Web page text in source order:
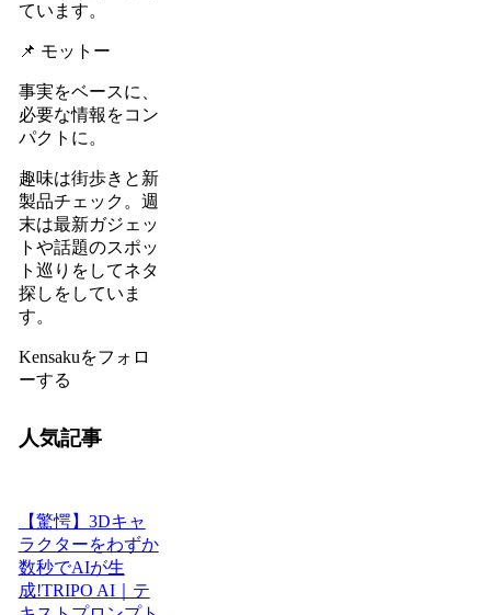
ています。
📌 モットー
事実をベースに、
必要な情報をコン
パクトに。
趣味は街歩きと新
製品チェック。週
末は最新ガジェッ
トや話題のスポッ
ト巡りをしてネタ
探しをしていま
す。
Kensakuをフォロ
ーする
人気記事
【驚愕】3Dキャ
ラクターをわずか
数秒でAIが生
成!TRIPO AI｜テ